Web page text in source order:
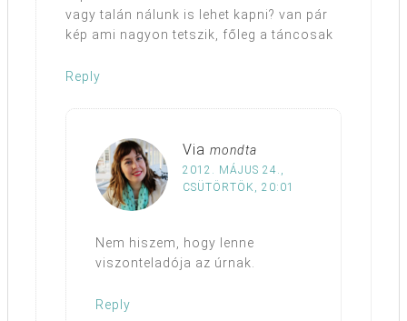
vagy talán nálunk is lehet kapni? van pár
kép ami nagyon tetszik, főleg a táncosak
Reply
Via mondta
2012. MÁJUS 24.,
CSÜTÖRTÖK, 20:01
Nem hiszem, hogy lenne
viszonteladója az úrnak.
Reply